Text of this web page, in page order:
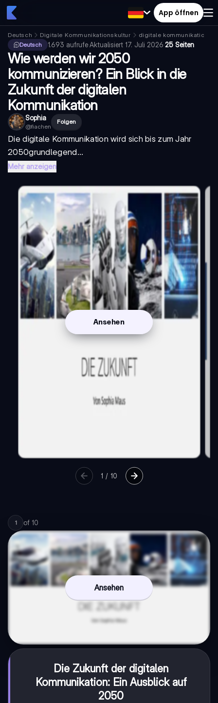
App öffnen
Deutsch Digitale Kommunikationskultur
digitale kommunikation
Deutsch
1.693 aufrufe·Aktualisiert 17. Juli 2026·25 Seiten
Wie werden wir 2050
kommunizieren? Ein Blick in die
Zukunft der digitalen
Kommunikation
Sophia
@fiachen
Folgen
Die digitale Kommunikation wird sich bis zum Jahr
2050grundlegend...
Mehr anzeigen
Ansehen
1 / 10
1 of 10
Ansehen
Die Zukunft der digitalen
Kommunikation: Ein Ausblick auf
2050